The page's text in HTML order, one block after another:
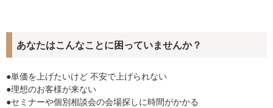
あなたはこんなことに困っていませんか？
●単価を上げたいけど 不安で上げられない
●理想のお客様が来ない
●セミナーや個別相談会の会場探しに時間がかかる